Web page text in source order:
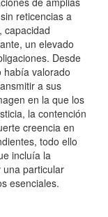
reticencias a
capacidad
un elevado
Desde
había valorado
a sus
en la que los
la contención
creencia en
todo ello
incluía la
una particular
esenciales.